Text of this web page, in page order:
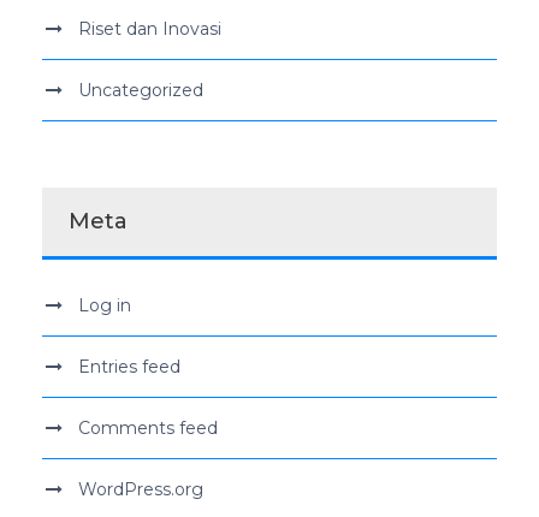
Riset dan Inovasi
Uncategorized
Meta
Log in
Entries feed
Comments feed
WordPress.org